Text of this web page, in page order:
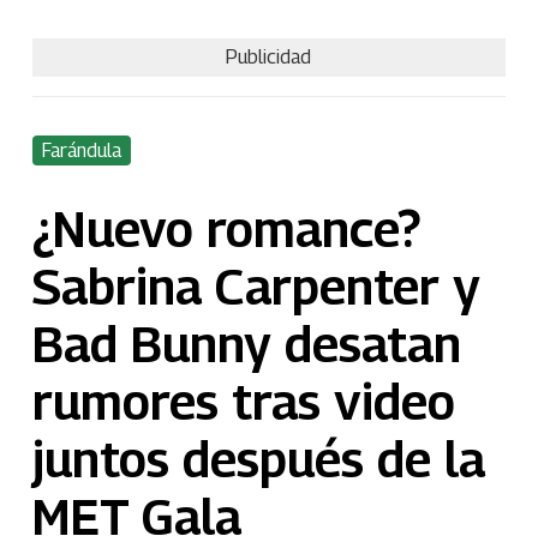
Publicidad
Farándula
¿Nuevo romance?
Sabrina Carpenter y
Bad Bunny desatan
rumores tras video
juntos después de la
MET Gala